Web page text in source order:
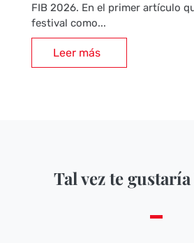
FIB 2026. En el primer artículo
festival como...
Leer más
Tal vez te